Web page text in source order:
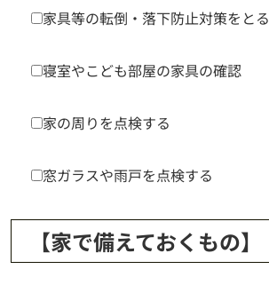
家具等の転倒・落下防止対策をとる
寝室やこども部屋の家具の確認
家の周りを点検する
窓ガラスや雨戸を点検する
【家で備えておくもの】